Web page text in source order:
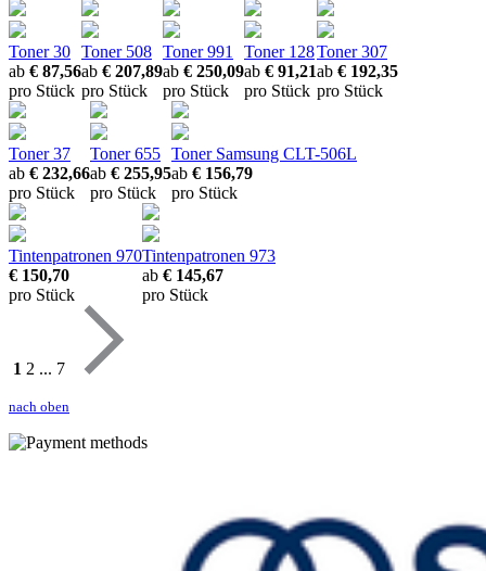
Toner 30
ab € 87,56
pro Stück
Toner 508
ab € 207,89
pro Stück
Toner 991
ab € 250,09
pro Stück
Toner 128
ab € 91,21
pro Stück
Toner 307
ab € 192,35
pro Stück
Toner 37
ab € 232,66
pro Stück
Toner 655
ab € 255,95
pro Stück
Toner Samsung CLT-506L
ab € 156,79
pro Stück
Tintenpatronen 970
€ 150,70
pro Stück
Tintenpatronen 973
ab € 145,67
pro Stück
1 2 ... 7
nach oben